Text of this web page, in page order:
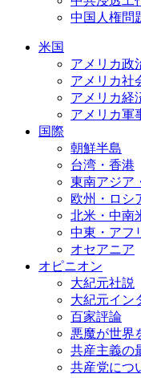
中国人権問
米国
アメリカ政
アメリカ社
アメリカ経
アメリカ軍
国際
朝鮮半島
台湾・香港
東南アジア
欧州・ロシ
北米・中南
中東・アフ
オセアニア
オピニオン
大紀元社説
大紀元イン
百家評論
悪魔が世界
共産主義の
共産党につ